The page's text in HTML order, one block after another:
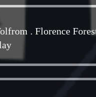
. Florence